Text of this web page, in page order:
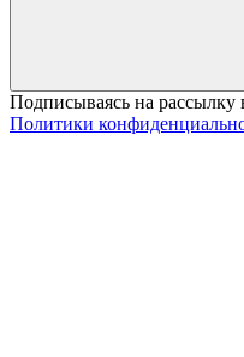
Подписываясь на рассылку
Политики